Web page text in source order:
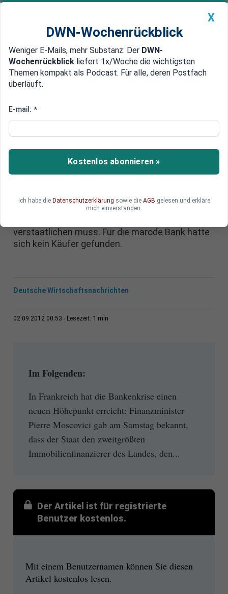
Newsticker MEIN DWN: Geldanlage Premium
Edelmetalle DWN-Magazin China
Lehman-Erinnerungen in Paris
Paukenschlag: Frankreich muss
zweitgrößte Immobilien-Bank
verstaatlichen
In Frankreich erreicht die Immobilienkrise einen
Moscovici gab am Freitag bekannt, dass der
Staat den angeschlagenen Immobilien-
verstaatlichen muss. Für die marode Bank hatte
sich kein Käufer gefunden.
Deutsche Wirtschaftsnachrichten
02.09.2012 00:53 Lesezeit: 1 min
Im Folgenden:
In Frankreich hat die Bankenkrise einen
neuen Höhepunkt erreicht: Finanzminister
Pierre Moscovici gab am Samstag bekannt,
dass der Staat den zweitgrößten
Immobilienfinanzierer des Landes, den...
Der Artikel ist für registrierte
Benutzer kostenlos.
Mit einem Benutzernamen können Sie diesen
Artikel kostenlos lesen.
X
DWN-Wochenrückblick
Weniger E-Mails, mehr Substanz: Der DWN-
Wochenrückblick liefert 1x/Woche die wichtigsten
Themen kompakt als Podcast. Für alle, deren Postfach
überläuft.
E-mail: *
Kostenlos abonnieren »
Ich habe die Datenschutzerklärung sowie die AGB gelesen und erkläre
mich einverstanden.